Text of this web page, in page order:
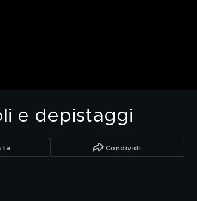
e depistaggi
Condividi